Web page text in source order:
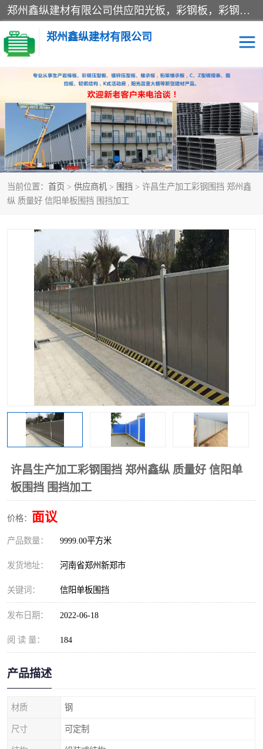
郑州鑫纵建材有限公司供应阳光板，彩钢板，彩钢钢构工程是一家集生产销售租赁安装于一体的企业，主要生产PC采光板，耐力板，仿古琉璃采光板，岩棉板、彩钢压型板、镀锌压型板、桁架楼承板，C、Z型钢檩条、围挡板、轻钢结构，阳光温室大棚等新型建材产品。公司旗下有多台移动式高空压瓦机租赁，承接全国各地业务，专业对外租赁各种型号压瓦机。
郑州鑫纵建材有限公司
当前位置： 首页 > 供应商机 > 围挡 > 许昌生产加工彩钢围挡 郑州鑫
纵 质量好 信阳单板围挡 围挡加工
许昌生产加工彩钢围挡 郑州鑫纵 质量好 信阳单
板围挡 围挡加工
价格： 面议
产品数量： 9999.00平方米
发货地址： 河南省郑州新郑市
关键词： 信阳单板围挡
发布日期： 2022-06-18
阅 读 量： 184
产品描述
材质 钢
尺寸 可定制
高空瓦机租赁 ASA合成树脂仿古瓦
CZ型钢 FRP采光板
PC多层板 PC耐力板
建筑围挡 楼层板
钢结构配件
围挡 彩钢板
生产加工单板复合围挡 市
政围挡